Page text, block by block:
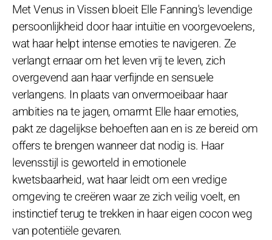
Met Venus in Vissen bloeit Elle Fanning's levendige
persoonlijkheid door haar intuïtie en voorgevoelens,
wat haar helpt intense emoties te navigeren. Ze
verlangt ernaar om het leven vrij te leven, zich
overgevend aan haar verfijnde en sensuele
verlangens. In plaats van onvermoeibaar haar
ambities na te jagen, omarmt Elle haar emoties,
pakt ze dagelijkse behoeften aan en is ze bereid om
offers te brengen wanneer dat nodig is. Haar
levensstijl is geworteld in emotionele
kwetsbaarheid, wat haar leidt om een vredige
omgeving te creëren waar ze zich veilig voelt, en
instinctief terug te trekken in haar eigen cocon weg
van potentiële gevaren.